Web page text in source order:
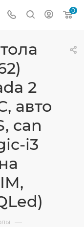
0
2
авто
can
i3
—